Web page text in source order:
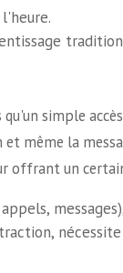
simple
même la
offrant un